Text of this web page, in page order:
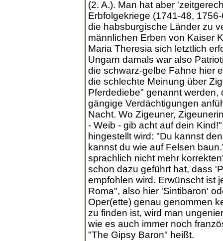
(2. A.). Man hat aber
Erbfolgekriege (1741-48,
die habsburgische Länder zu
männlichen Erben von Kaiser
Maria Theresia sich letztlich
Ungarn damals war also
die schwarz-gelbe Fahne hier
die schlechte Meinung über
Pferdediebe" genannt
gängige Verdächtigungen
Nacht. Wo Zigeuner,
- Weib - gib acht auf dein
hingestellt wird: "Du kannst
kannst du wie auf Felsen
sprachlich nicht mehr
schon dazu geführt hat, dass
empfohlen wird. Erwünscht ist
Roma", also hier 'Sintibaron'
Oper(ette) genau genommen
zu finden ist, wird man
wie es auch immer noch
"The Gipsy Baron" heißt.